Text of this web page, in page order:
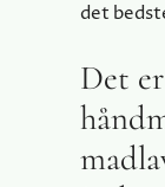
det
Det